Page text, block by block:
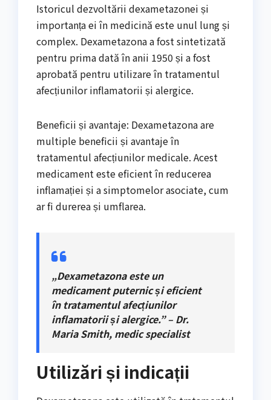
Istoricul dezvoltării dexametazonei și
importanța ei în medicină este unul lung și
complex. Dexametazona a fost sintetizată
pentru prima dată în anii 1950 și a fost
aprobată pentru utilizare în tratamentul
afecțiunilor inflamatorii și alergice.
Beneficii și avantaje: Dexametazona are
multiple beneficii și avantaje în
tratamentul afecțiunilor medicale. Acest
medicament este eficient în reducerea
inflamației și a simptomelor asociate, cum
ar fi durerea și umflarea.
„Dexametazona este un
medicament puternic și eficient
în tratamentul afecțiunilor
inflamatorii și alergice.” – Dr.
Maria Smith, medic specialist
Utilizări și indicații